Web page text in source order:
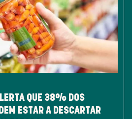
QUE 38% DOS
ESTAR A DESCARTAR